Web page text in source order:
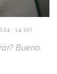
· 14:10)
Bueno,